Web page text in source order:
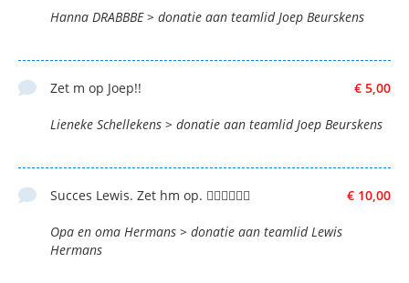
Hanna DRABBBE > donatie aan teamlid Joep Beurskens
€ 5,00
Zet m op Joep!!
Lieneke Schellekens > donatie aan teamlid Joep Beurskens
€ 10,00
Succes Lewis. Zet hm op. 👍🏼🤜🏼🤛🏼
Opa en oma Hermans > donatie aan teamlid Lewis
Hermans